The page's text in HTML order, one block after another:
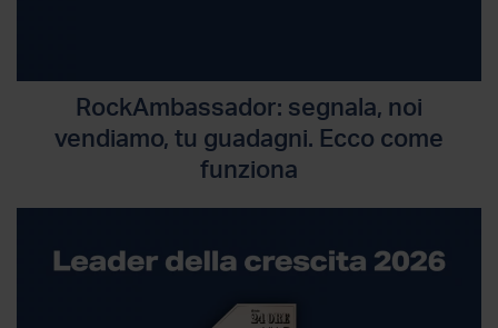
RockAmbassador: segnala, noi
vendiamo, tu guadagni. Ecco come
funziona